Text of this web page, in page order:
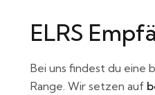
ELRS
Bei uns findest du eine
Range. Wir setzen auf